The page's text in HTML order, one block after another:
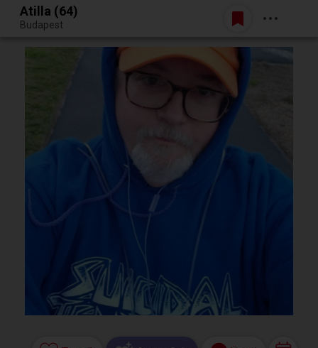
Egy jó randiból bármi lehet.
Belépés
Atilla (64)
Budapest